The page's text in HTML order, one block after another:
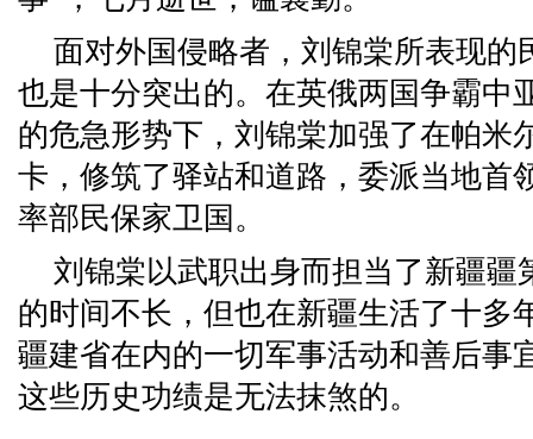
面对外国侵略者，刘锦棠所表现的
也是十分突出的。在英俄两国争霸中
的危急形势下，刘锦棠加强了在帕米
卡，修筑了驿站和道路，委派当地首
率部民保家卫国。
刘锦棠以武职出身而担当了新疆疆
的时间不长，但也在新疆生活了十多
疆建省在内的一切军事活动和善后事
这些历史功绩是无法抹煞的。